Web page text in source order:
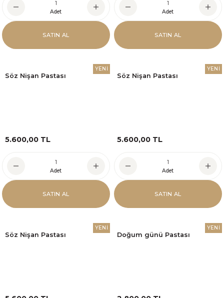
Adet
SATIN AL
Adet
SATIN AL
YENİ
Söz Nişan Pastası
5.600,00 TL
Adet
SATIN AL
YENİ
Söz Nişan Pastası
5.600,00 TL
Adet
SATIN AL
YENİ
Söz Nişan Pastası
YENİ
Doğum günü Pastası